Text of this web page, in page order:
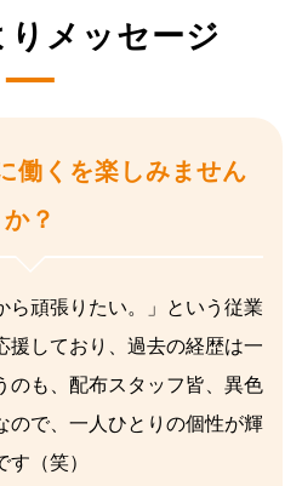
りメッセージ
働くを楽しみません
か？
ら頑張りたい。」という従業
援しており、過去の経歴は一
のも、配布スタッフ皆、異色
ので、一人ひとりの個性が輝
（笑）